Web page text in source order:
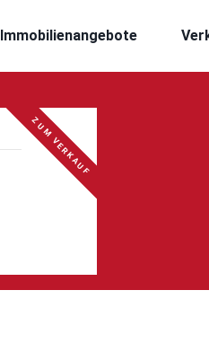
Immobilienangebote
ZUM VERKAUF